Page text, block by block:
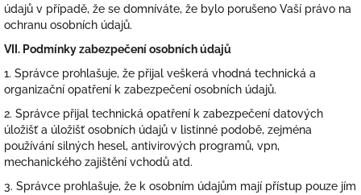
údajů v případě, že se domníváte, že bylo porušeno Vaší právo na
ochranu osobních údajů.
VII. Podmínky zabezpečení osobních údajů
1. Správce prohlašuje, že přijal veškerá vhodná technická a
organizační opatření k zabezpečení osobních údajů.
2. Správce přijal technická opatření k zabezpečení datových
úložišť a úložišť osobních údajů v listinné podobě, zejména
používání silných hesel, antivirových programů, vpn,
mechanického zajištění vchodů atd.
3. Správce prohlašuje, že k osobním údajům mají přístup pouze jím